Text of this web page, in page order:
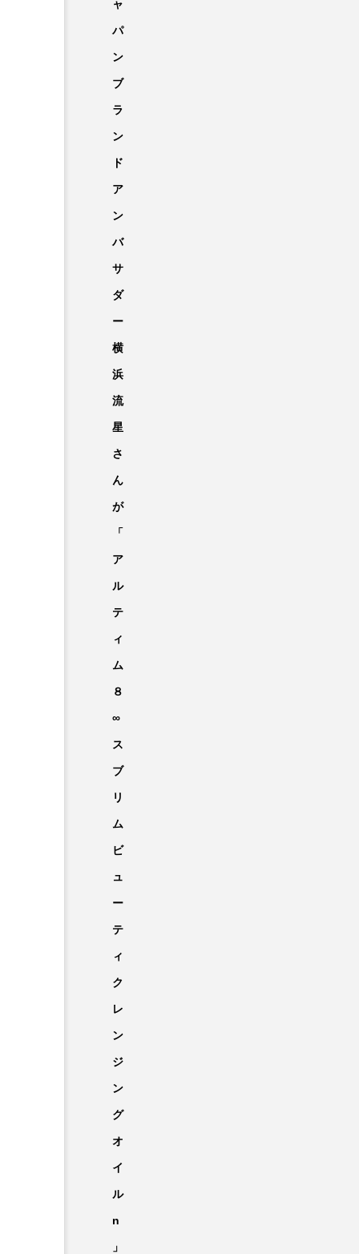
ャ
パ
ン
ブ
ラ
ン
ド
ア
ン
バ
サ
ダ
ー
横
浜
流
星
さ
ん
が
「
ア
ル
テ
ィ
ム
８
∞
ス
ブ
リ
ム
ビ
ュ
ー
テ
ィ
ク
レ
ン
ジ
ン
グ
オ
イ
ル
n
」